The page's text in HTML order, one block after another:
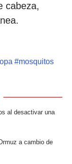
cabeza,
#mosquitos
al desactivar una
a cambio de